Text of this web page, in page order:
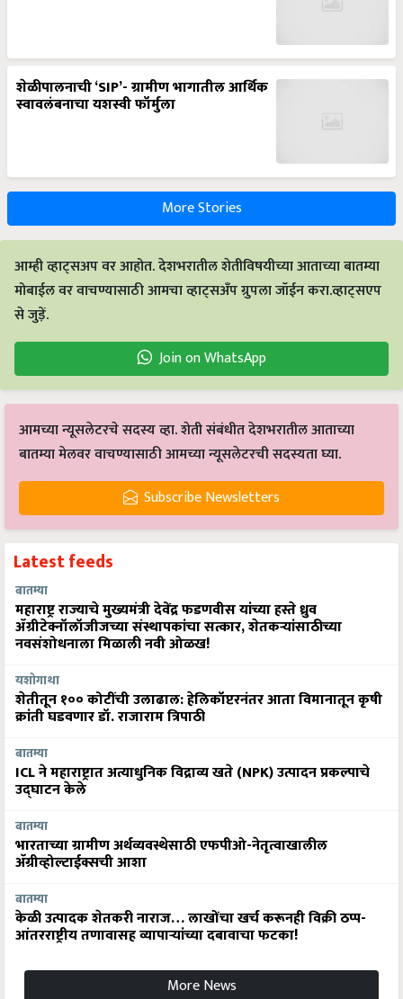
शेळीपालनाची ‘SIP’- ग्रामीण भागातील आर्थिक
स्वावलंबनाचा यशस्वी फॉर्मुला
More Stories
आम्ही व्हाट्सअप वर आहोत. देशभरातील शेतीविषयीच्या आताच्या बातम्या
मोबाईल वर वाचण्यासाठी आमचा व्हाट्सअँप ग्रुपला जॉईन करा.व्हाट्सएप
से जुड़ें.
Join on WhatsApp
आमच्या न्यूसलेटरचे सदस्य व्हा. शेती संबंधीत देशभरातील आताच्या
बातम्या मेलवर वाचण्यासाठी आमच्या न्यूसलेटरची सदस्यता घ्या.
Subscribe Newsletters
Latest feeds
बातम्या
महाराष्ट्र राज्याचे मुख्यमंत्री देवेंद्र फडणवीस यांच्या हस्ते ध्रुव
ॲग्रीटेक्नॉलॉजीजच्या संस्थापकांचा सत्कार, शेतकऱ्यांसाठीच्या
नवसंशोधनाला मिळाली नवी ओळख!
यशोगाथा
शेतीतून १०० कोटींची उलाढाल: हेलिकॉप्टरनंतर आता विमानातून कृषी
क्रांती घडवणार डॉ. राजाराम त्रिपाठी
बातम्या
ICL ने महाराष्ट्रात अत्याधुनिक विद्राव्य खते (NPK) उत्पादन प्रकल्पाचे
उद्घाटन केले
बातम्या
भारताच्या ग्रामीण अर्थव्यवस्थेसाठी एफपीओ-नेतृत्वाखालील
अ‍ॅग्रीव्होल्टाईक्सची आशा
बातम्या
केळी उत्पादक शेतकरी नाराज… लाखोंचा खर्च करूनही विक्री ठप्प-
आंतरराष्ट्रीय तणावासह व्यापाऱ्यांच्या दबावाचा फटका!
More News